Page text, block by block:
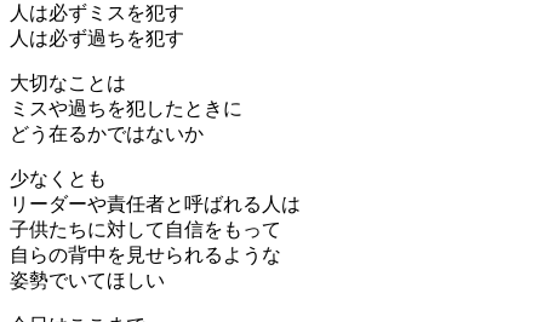
人は必ずミスを犯す
人は必ず過ちを犯す
大切なことは
ミスや過ちを犯したときに
どう在るかではないか
少なくとも
リーダーや責任者と呼ばれる人は
子供たちに対して自信をもって
自らの背中を見せられるような
姿勢でいてほしい